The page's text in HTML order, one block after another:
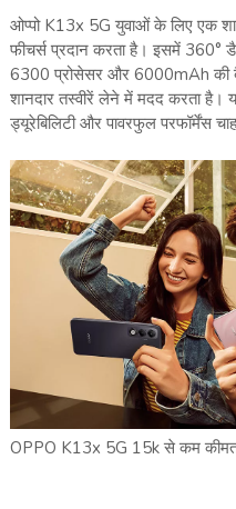
ओप्पो K13x 5G युवाओं के लिए एक
फीचर्स प्रदान करता है। इसमें 360°
6300 प्रोसेसर और 6000mAh की
शानदार तस्वीरें लेने में मदद करता
ड्यूरेबिलिटी और पावरफुल परफॉर्मेंस
OPPO K13x 5G 15k से कम कीमत में